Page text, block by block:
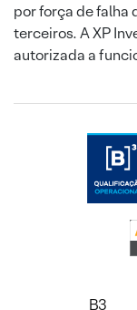
por força de falha
terceiros. A XP
autorizada a
B3